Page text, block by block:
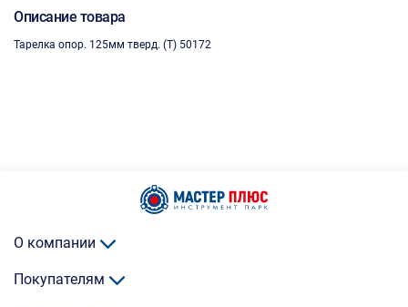
Описание товара
Тарелка опор. 125мм тверд. (Т) 50172
О компании
Покупателям